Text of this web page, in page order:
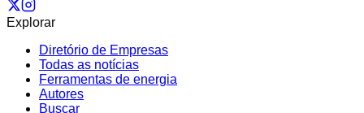
Explorar
Diretório de Empresas
Todas as notícias
Ferramentas de energia
Autores
Buscar